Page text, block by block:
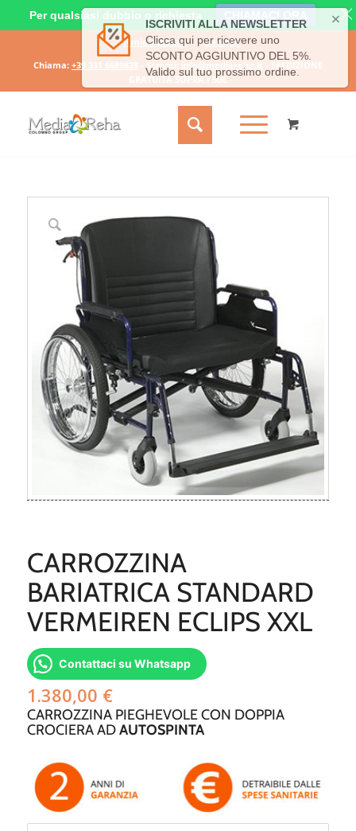
Il mio account
Carrello
Chiama: +39 331 6689828 - Scrivici: info@mediareha.it - SPEDIZIONE
GRATUITA SOPRA I 50€
CARROZZINA
BARIATRICA STANDARD
VERMEIREN ECLIPS XXL
Contattaci su Whatsapp
1.380,00 €
CARROZZINA PIEGHEVOLE CON DOPPIA
CROCIERA ADAUTOSPINTA
Per qualsiasi dubbio o richiesta